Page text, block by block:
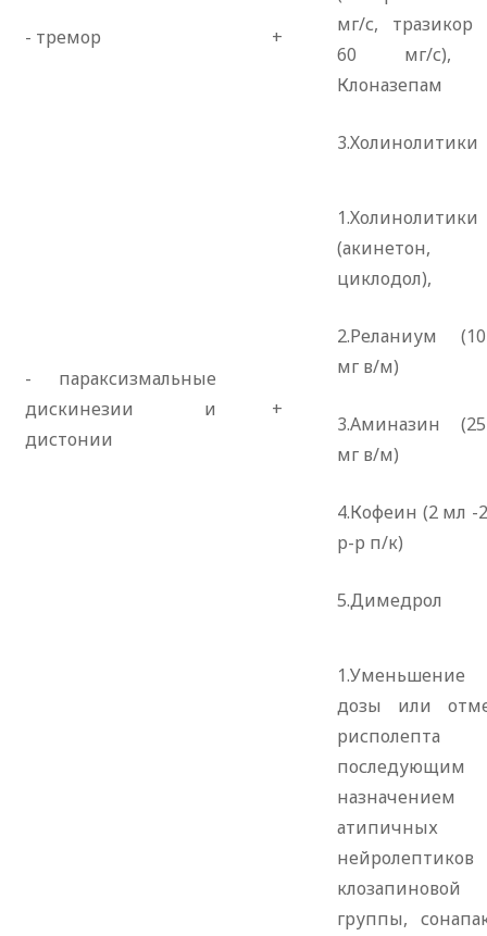
- тремор +
мг/с, тразикор
60 мг/с),
Клоназепам
3.Холинолитики
- параксизмальные
дискинезии и
дистонии
+
1.Холинолитики
(акинетон,
циклодол),
2.Реланиум
мг в/м)
3.Аминазин
мг в/м)
4.Кофеин (2 мл -
р-р п/к)
5.Димедрол
1.Уменьшение
дозы или
последующим
назначением
атипичных
нейролептиков
клозапиновой
группы,